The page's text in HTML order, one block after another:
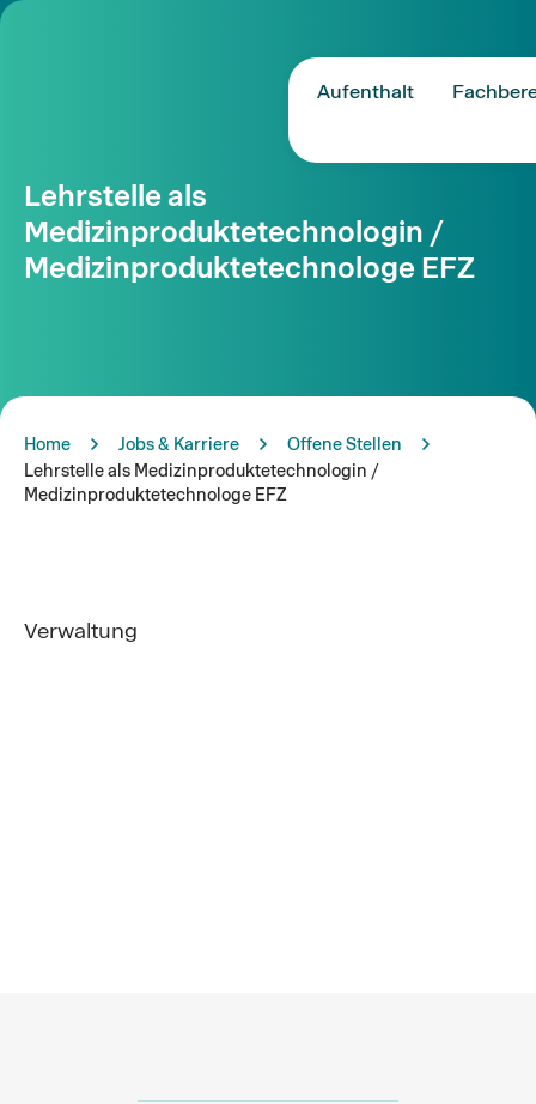
Aufenthalt
Lehrstelle als
Medizinproduktetechnologin /
Medizinproduktetechnologe EFZ
Home Jobs & Karriere
Offene Stellen
Lehrstelle als Medizinproduktetechnologin /
Medizinproduktetechnologe EFZ
Verwaltung